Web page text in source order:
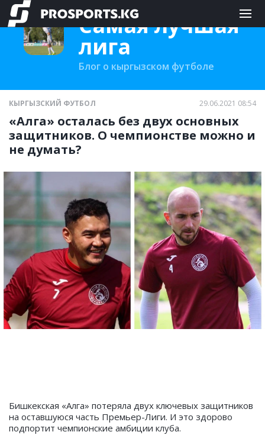
Самая лучшая
лига
Блог о кыргызском футболе
КЫРГЫЗСКИЙ ФУТБОЛ 29.06.2021 08:54
«Алга» осталась без двух основных
защитников. О чемпионстве можно и
не думать?
Бишкекская «Алга» потеряла двух ключевых защитников
на оставшуюся часть Премьер-Лиги. И это здорово
подпортит чемпионские амбиции клуба.